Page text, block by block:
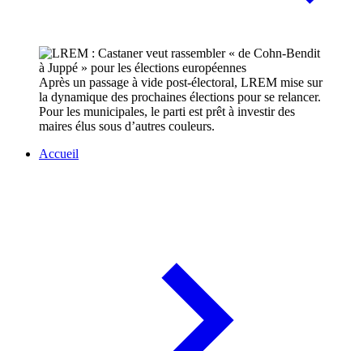
Après un passage à vide post-électoral, LREM mise sur
la dynamique des prochaines élections pour se relancer.
Pour les municipales, le parti est prêt à investir des
maires élus sous d’autres couleurs.
Accueil